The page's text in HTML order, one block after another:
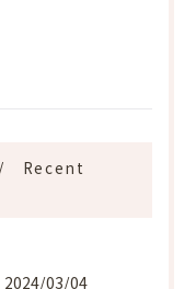
Recent
2024/03/04